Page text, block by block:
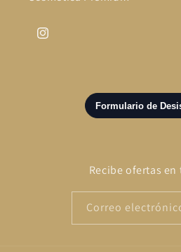
Instagram
Recibe ofertas en
Correo